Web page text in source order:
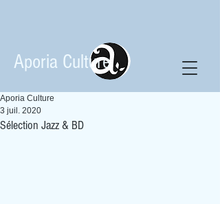
Aporia Culture
Sélection Jazz & BD
Aporia Culture
3 juil. 2020